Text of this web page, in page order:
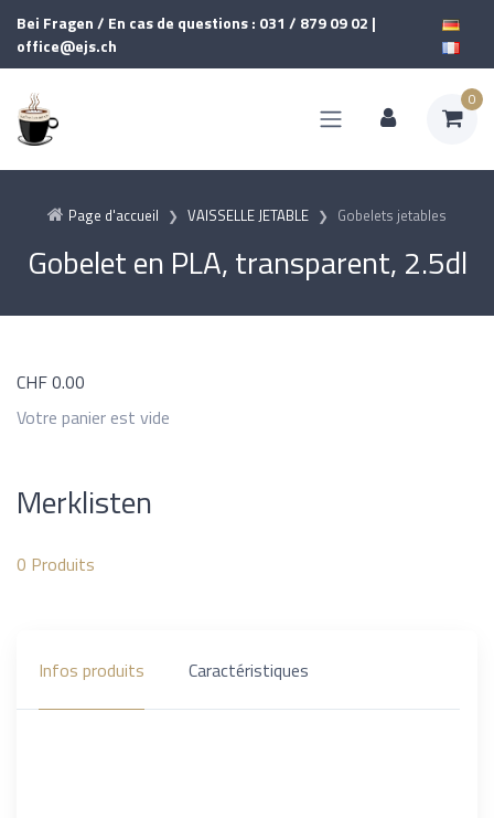
Bei Fragen / En cas de questions : 031 / 879 09 02 |
office@ejs.ch
0
Page d'accueil VAISSELLE JETABLE Gobelets jetables
Gobelet en PLA, transparent, 2.5dl
CHF0.00
Votre panier est vide
Merklisten
0 Produits
Infos produits Caractéristiques